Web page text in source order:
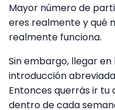
Mayor número de
eres realmente y qué
realmente funciona.
Sin embargo, llegar
introducción
Entonces querrás ir tu
dentro de cada